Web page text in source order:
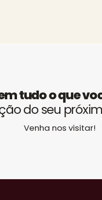
tudo o que
do seu
Venha nos visitar!